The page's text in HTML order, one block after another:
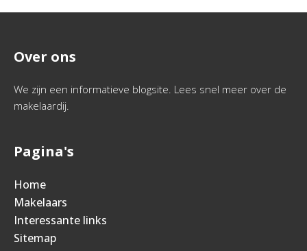
Over ons
We zijn een informatieve blogsite. Lees snel meer over de
makelaardij.
Pagina's
Home
Makelaars
Interessante links
Sitemap